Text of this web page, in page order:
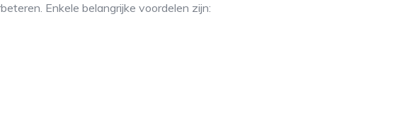
Enkele belangrijke voordelen zijn: